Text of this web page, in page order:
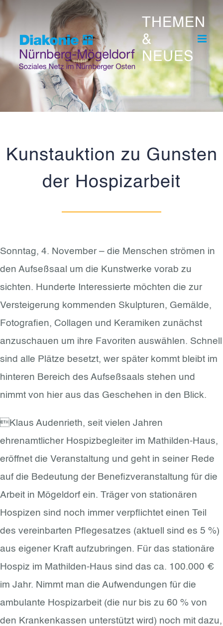
content
THEMEN
&
NEUES
Kunstauktion zu Gunsten
der Hospizarbeit
Sonntag, 4. November – die Menschen strömen in
den Aufseßsaal um die Kunstwerke vorab zu
sichten. Hunderte Interessierte möchten die zur
Versteigerung kommenden Skulpturen, Gemälde,
Fotografien, Collagen und Keramiken zunächst
anzuschauen um ihre Favoriten auswählen. Schnell
sind alle Plätze besetzt, wer später kommt bleibt im
hinteren Bereich des Aufseßsaals stehen und
nimmt von hier aus das Geschehen in den Blick.
Klaus Audenrieth, seit vielen Jahren
ehrenamtlicher Hospizbegleiter im Mathilden-Haus,
eröffnet die Veranstaltung und geht in seiner Rede
auf die Bedeutung der Benefizveranstaltung für die
Arbeit in Mögeldorf ein. Träger von stationären
Hospizen sind noch immer verpflichtet einen Teil
des vereinbarten Pflegesatzes (aktuell sind es 5 %)
aus eigener Kraft aufzubringen. Für das stationäre
Hospiz im Mathilden-Haus sind das ca. 100.000 €
im Jahr. Nimmt man die Aufwendungen für die
ambulante Hospizarbeit (die nur bis zu 60 % von
den Krankenkassen unterstützt wird) noch mit dazu,